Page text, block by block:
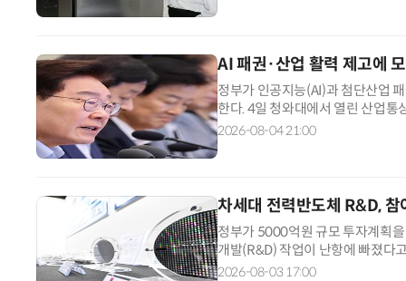
AI 패권·산업 활력 제고에
정부가 인공지능(AI)과 첨단산업
한다. 4일 청와대에서 열린 산업통
부처 업무보고에선 반도체·AI를
2026-08-04 21:00
차세대 전력반도체 R&D,
정부가 5000억원 규모 투자계획
개발(R&D) 작업이 난항에 빠졌다
커기업'으로 확보하지 못하면서다
2026-08-03 17:00